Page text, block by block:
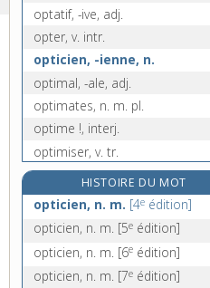
optatif, -ive, adj.
opter, v. intr.
opticien, -ienne, n.
optimal, -ale, adj.
optimates, n. m. pl.
optime !, interj.
optimiser, v. tr.
optimisme, n. m.
optimiste, adj.
optimum, n. m.
option, n. f.
HISTOIRE DU MOT
opticien, n. m. [4e édition]
opticien, n. m. [5e édition]
opticien, n. m. [6e édition]
opticien, n. m. [7e édition]